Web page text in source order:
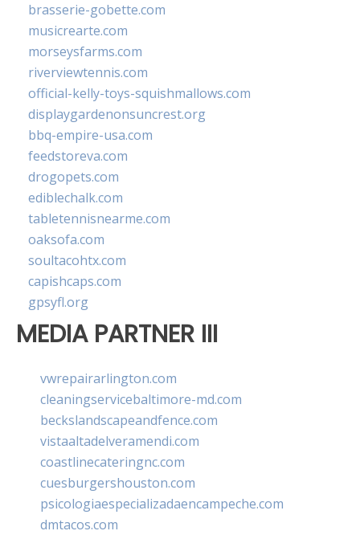
brasserie-gobette.com
musicrearte.com
morseysfarms.com
riverviewtennis.com
official-kelly-toys-squishmallows.com
displaygardenonsuncrest.org
bbq-empire-usa.com
feedstoreva.com
drogopets.com
ediblechalk.com
tabletennisnearme.com
oaksofa.com
soultacohtx.com
capishcaps.com
gpsyfl.org
MEDIA PARTNER III
vwrepairarlington.com
cleaningservicebaltimore-md.com
beckslandscapeandfence.com
vistaaltadelveramendi.com
coastlinecateringnc.com
cuesburgershouston.com
psicologiaespecializadaencampeche.com
dmtacos.com